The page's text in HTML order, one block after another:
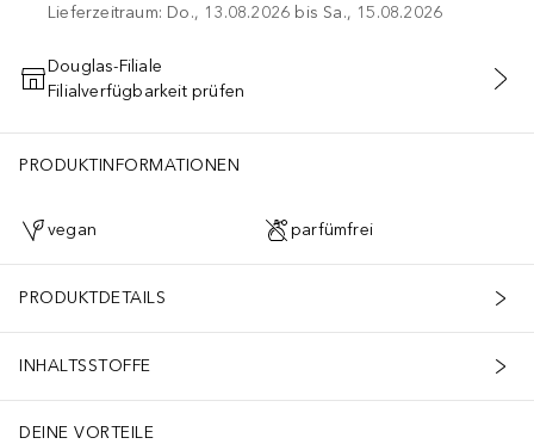
Lieferzeitraum: Do., 13.08.2026 bis Sa., 15.08.2026
IN DEN WARENKORB
Douglas-Filiale
Filialverfügbarkeit prüfen
PRODUKTINFORMATIONEN
vegan parfümfrei
PRODUKTDETAILS
INHALTSSTOFFE
DEINE VORTEILE